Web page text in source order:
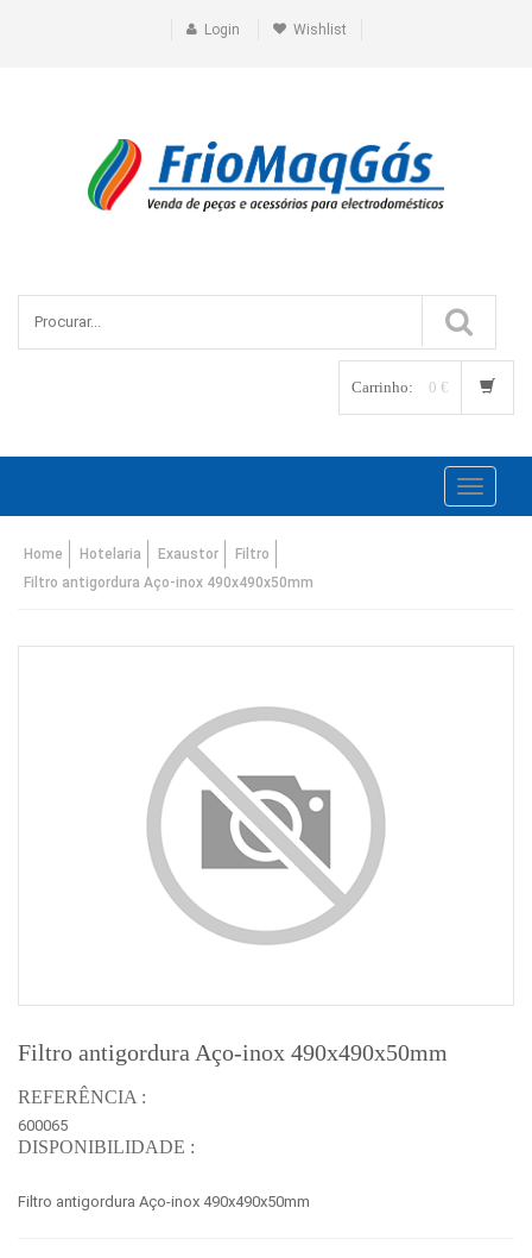
Login Wishlist
Carrinho: 0 €
Toggle
Home Hotelaria Exaustor
Filtro
Filtro antigordura Aço-inox 490x490x50mm
Filtro antigordura Aço-inox 490x490x50mm
REFERÊNCIA :
600065
DISPONIBILIDADE :
Filtro antigordura Aço-inox 490x490x50mm